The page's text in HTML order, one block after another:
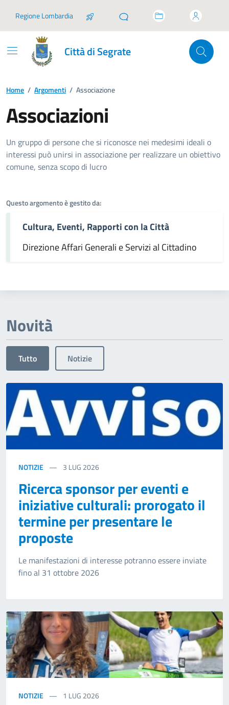
Regione Lombardia
Città di Segrate
Home / Argomenti / Associazione
Associazioni
Dettagli dell'argomento
Un gruppo di persone che si riconosce nei medesimi ideali o
interessi può unirsi in associazione per realizzare un obiettivo
comune, senza scopo di lucro
Questo argomento è gestito da:
Cultura, Eventi, Rapporti con la Città
Direzione Affari Generali e Servizi al Cittadino
Novità
Tutto Notizie
NOTIZIE 3 LUG 2026
Ricerca sponsor per eventi e
iniziative culturali: prorogato il
termine per presentare le
proposte
Le manifestazioni di interesse potranno essere inviate
fino al 31 ottobre 2026
NOTIZIE 1 LUG 2026